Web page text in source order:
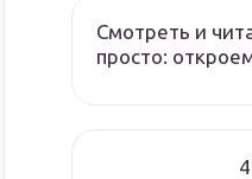
Смотреть и
просто: